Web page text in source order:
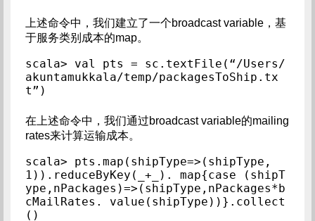
上述命令中，我们建立了一个broadcast variable，基
于服务类别成本的map。
scala> val pts = sc.textFile(“/Users/
akuntamukkala/temp/packagesToShip.tx
t”)
在上述命令中，我们通过broadcast variable的mailing
rates来计算运输成本。
scala> pts.map(shipType=>(shipType,
1)).reduceByKey(_+_). map{case (shipT
ype,nPackages)=>(shipType,nPackages*b
cMailRates. value(shipType))}.collect
()